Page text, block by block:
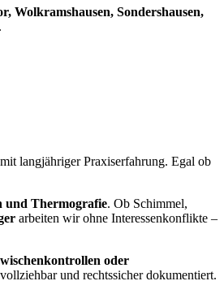
Wolkramshausen, Sondershausen,
langjähriger Praxiserfahrung. Egal ob
und Thermografie. Ob Schimmel,
arbeiten wir ohne Interessenkonflikte –
oder
und rechtssicher dokumentiert.